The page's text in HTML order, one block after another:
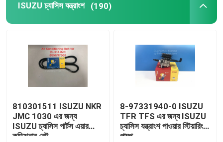
ISUZU চ্যাসিস যন্ত্রাংশ (190)
810301511 ISUZU NKR
JMC 1030 এর জন্য
ISUZU চ্যাসিস পার্টস এয়ার
কন্ডিশনার বেল্ট
8-97331940-0 ISUZU
TFR TFS এর জন্য ISUZU
চ্যাসিস যন্ত্রাংশ পাওয়ার স্টিয়ারিং
পাম্প